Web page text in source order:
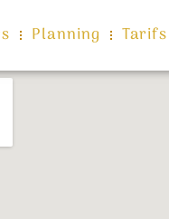
Planning Tarifs